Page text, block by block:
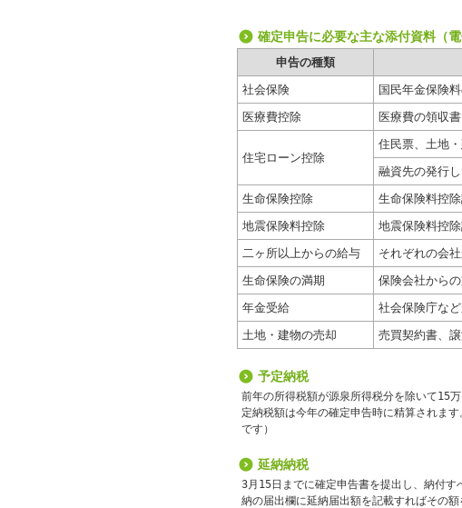
確定申告に必要な主な添付資料（
申告の種類
社会保険
国民年金保険
医療費控除
医療費の領収
住宅ローン控除
住民票、土地
融資先の発行
生命保険控除
生命保険料控
地震保険料控除
地震保険料控
二ヶ所以上からの給与
それぞれの会
生命保険の満期
保険会社から
年金受給
社会保険庁な
土地・建物の売却
売買契約書、
予定納税
前年の所得税額が源泉所得税分を除いて15
定納税額は今年の確定申告時に精算されま
です）
延納納税
3月15日までに確定申告書を提出し、納付
納の届出欄に延納届出額を記載すればその